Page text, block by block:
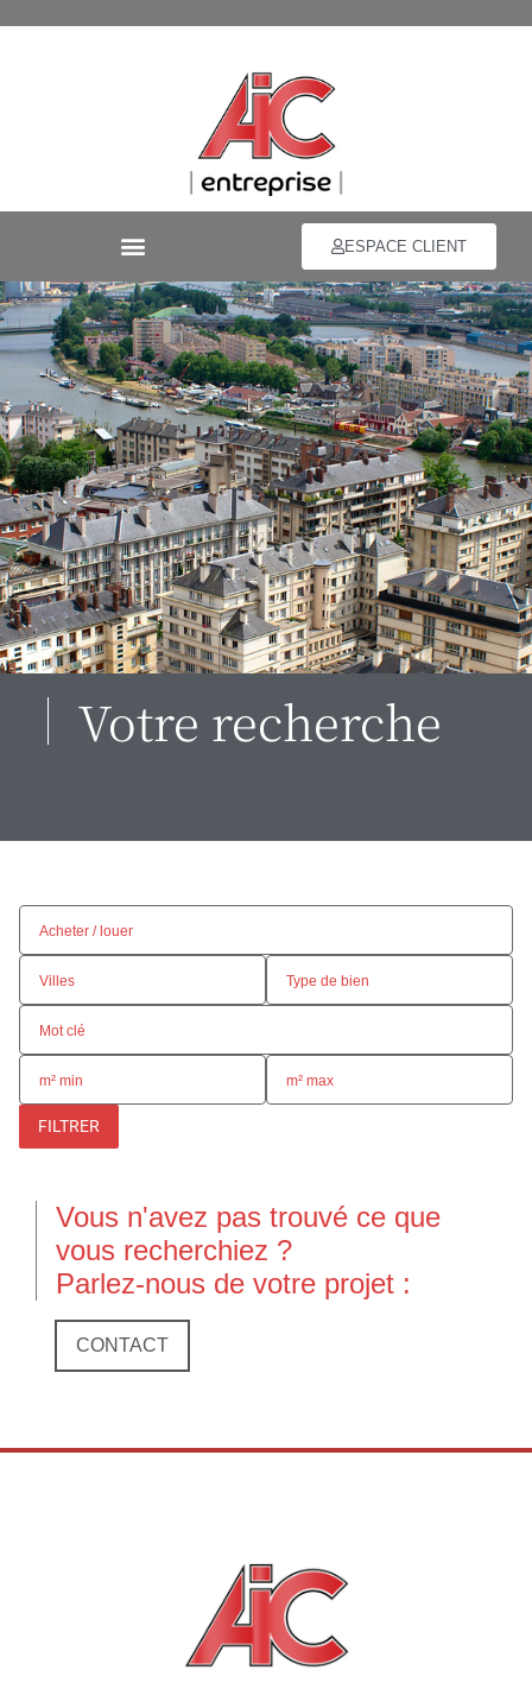
ESPACE CLIENT
Votre recherche
FILTRER
Vous n'avez pas trouvé ce que
vous recherchiez ?
Parlez-nous de votre projet :
CONTACT